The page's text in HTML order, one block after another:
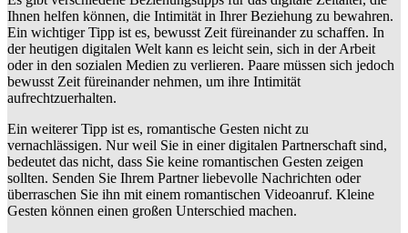
Ihnen helfen können, die Intimität in Ihrer Beziehung zu bewahren.
Ein wichtiger Tipp ist es, bewusst Zeit füreinander zu schaffen. In
der heutigen digitalen Welt kann es leicht sein, sich in der Arbeit
oder in den sozialen Medien zu verlieren. Paare müssen sich jedoch
bewusst Zeit füreinander nehmen, um ihre Intimität
aufrechtzuerhalten.
Ein weiterer Tipp ist es, romantische Gesten nicht zu
vernachlässigen. Nur weil Sie in einer digitalen Partnerschaft sind,
bedeutet das nicht, dass Sie keine romantischen Gesten zeigen
sollten. Senden Sie Ihrem Partner liebevolle Nachrichten oder
überraschen Sie ihn mit einem romantischen Videoanruf. Kleine
Gesten können einen großen Unterschied machen.